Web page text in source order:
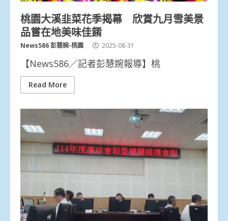
桃園大溪韭菜花季揭幕 欣賞九月雪美景
品嘗在地美味佳餚
News586 彭慧婉-桃園 2025-08-31
【News586／記者彭慧婉報導】桃
Read More